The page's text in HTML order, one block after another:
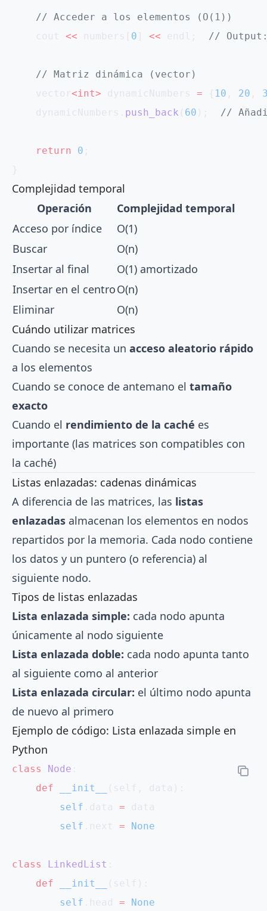
    // Acceder a los elementos (O(1))
<< 0 <<
//
    // Matriz dinámica (vector)
<int> = 10 20
push_back 60
//
    return
0
Complejidad temporal
Operación
Complejidad temporal
Acceso por índice
O(1)
Buscar
O(n)
Insertar al final
O(1) amortizado
Insertar en el centroO(n)
Eliminar
O(n)
Cuándo utilizar matrices
Cuando se necesita un acceso aleatorio rápido
a los elementos
Cuando se conoce de antemano el tamaño
exacto
Cuando el rendimiento de la caché es
importante (las matrices son compatibles con
la caché)
Listas enlazadas: cadenas dinámicas
A diferencia de las matrices, las listas
enlazadas almacenan los elementos en nodos
repartidos por la memoria. Cada nodo contiene
los datos y un puntero (o referencia) al
siguiente nodo.
Tipos de listas enlazadas
Lista enlazada simple: cada nodo apunta
únicamente al nodo siguiente
Lista enlazada doble: cada nodo apunta tanto
al siguiente como al anterior
Lista enlazada circular: el último nodo apunta
de nuevo al primero
Ejemplo de código: Lista enlazada simple en
Python
class Node
    def
__init__
        self
=
        self
= None
class LinkedList
    def
__init__
        self
= None